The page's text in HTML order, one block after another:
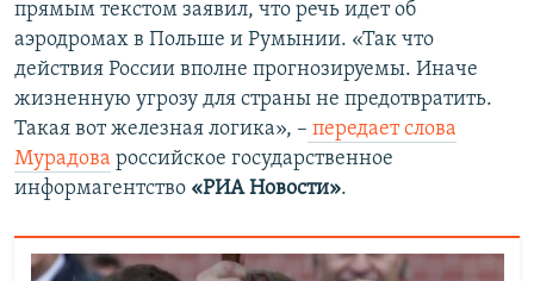
прямым текстом заявил, что речь идет об
аэродромах в Польше и Румынии. «Так что
действия России вполне прогнозируемы. Иначе
жизненную угрозу для страны не предотвратить.
Такая вот железная логика», – передает слова
Мурадова российское государственное
информагентство «РИА Новости».